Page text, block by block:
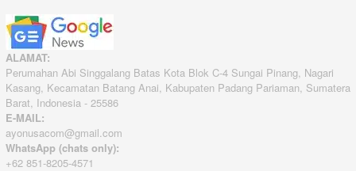
ALAMAT:
Perumahan Abi Singgalang Batas Kota Blok C-4 Sungai Pinang, Nagari
Kasang, Kecamatan Batang Anai, Kabupaten Padang Pariaman, Sumatera
Barat, Indonesia - 25586
E-MAIL:
ayonusacom@gmail.com
WhatsApp (chats only):
+62 851-8205-4571